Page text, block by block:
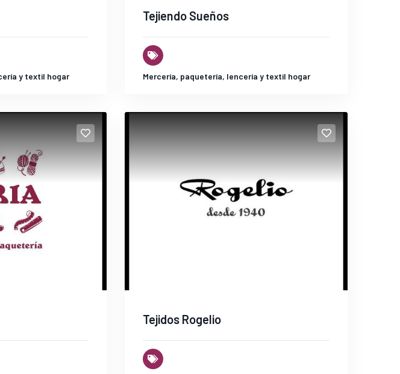
y textil hogar
Tejiendo Sueños
Mercería, paquetería, lencería y textil hogar
Tejidos Rogelio